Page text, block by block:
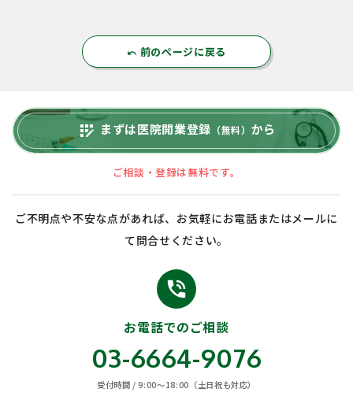
undo 前のページに戻る
app_registration まずは医院開業登録 （無料） から
ご相談・登録は無料です。
ご不明点や不安な点があれば、お気軽にお電話またはメールに
て問合せください。
phone_in_talk
お電話でのご相談
03-6664-9076
受付時間 / 9:00〜18:00（土日祝も対応）